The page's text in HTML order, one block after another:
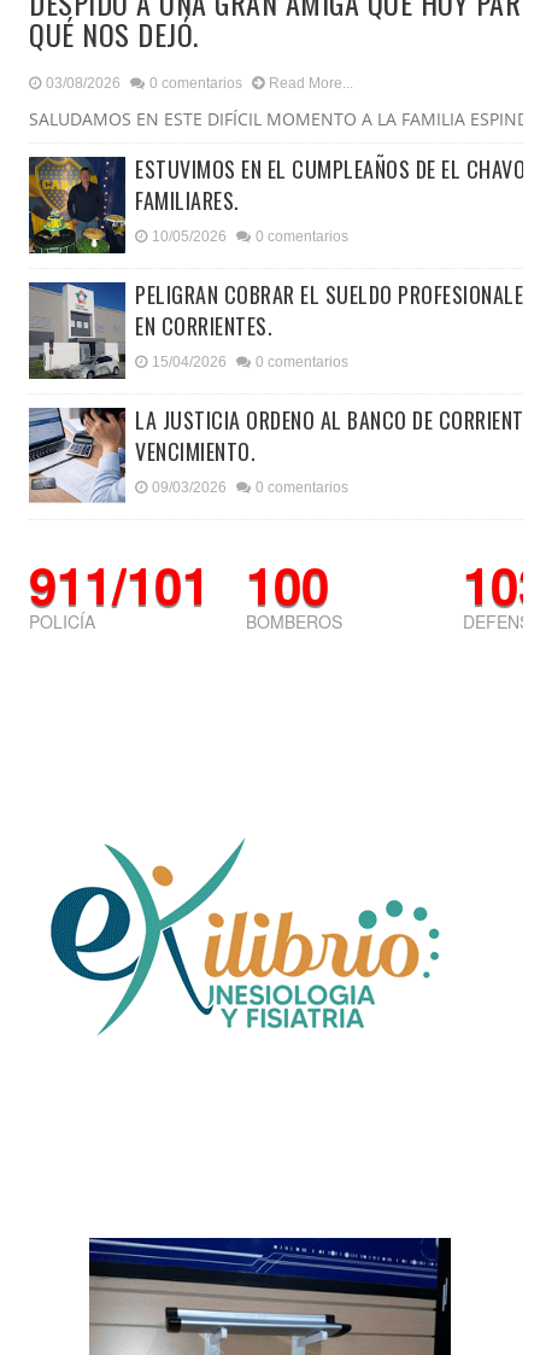
QUÉ NOS DEJÓ.
03/08/2026 0 comentarios Read More...
SALUDAMOS EN ESTE DIFÍCIL MOMENTO A LA FAMILIA
ESTUVIMOS EN EL CUMPLEAÑOS DE EL
FAMILIARES.
10/05/2026 0 comentarios
PELIGRAN COBRAR EL SUELDO
EN CORRIENTES.
15/04/2026 0 comentarios
LA JUSTICIA ORDENO AL BANCO DE
VENCIMIENTO.
09/03/2026 0 comentarios
911/101
POLICÍA
100
BOMBEROS